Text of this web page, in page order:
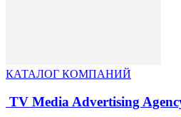
КАТАЛОГ КОМПАНИЙ
TV Media Advertising